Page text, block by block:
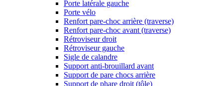
Porte latérale gauche
Porte vélo
Renfort pare-choc arrière (traverse)
Renfort pare-choc avant (traverse)
Rétroviseur droit
Rétroviseur gauche
Sigle de calandre
Support anti-brouillard avant
Support de pare chocs arrière
Support de phare droit (tôle)